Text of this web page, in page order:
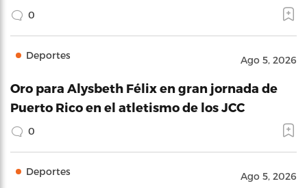
0
Deportes Ago 5, 2026
Oro para Alysbeth Félix en gran jornada de
Puerto Rico en el atletismo de los JCC
0
Deportes Ago 5, 2026